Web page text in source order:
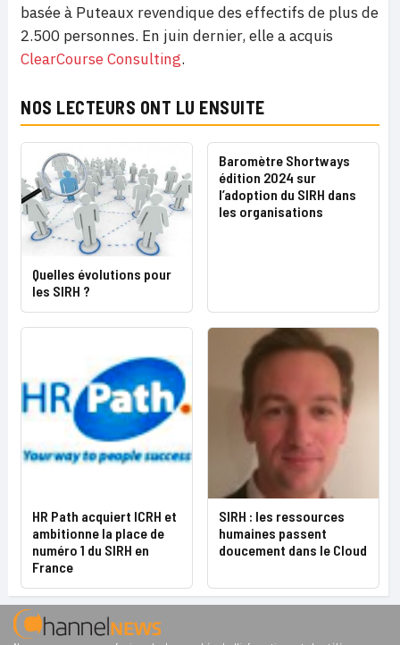
basée à Puteaux revendique des effectifs de plus de
2.500 personnes. En juin dernier, elle a acquis
ClearCourse Consulting.
NOS LECTEURS ONT LU ENSUITE
Quelles évolutions pour
les SIRH ?
Baromètre Shortways
édition 2024 sur
l’adoption du SIRH dans
les organisations
HR Path acquiert ICRH et
ambitionne la place de
numéro 1 du SIRH en
France
SIRH : les ressources
humaines passent
doucement dans le Cloud